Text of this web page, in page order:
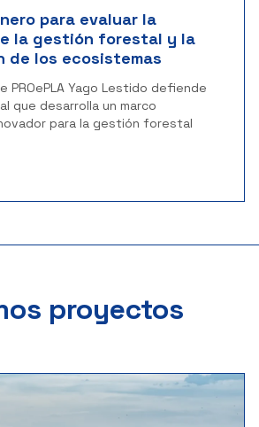
para evaluar la
la gestión forestal y la
de los ecosistemas
Yago Lestido defiende
que desarrolla un marco
para la gestión forestal
proyectos